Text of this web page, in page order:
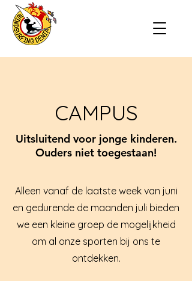
CAMPUS
Uitsluitend voor jonge kinderen.
Ouders niet toegestaan!
Alleen vanaf de laatste week van juni
en gedurende de maanden juli bieden
we een kleine groep de mogelijkheid
om al onze sporten bij ons te
ontdekken.